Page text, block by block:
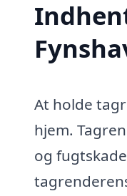
At holde
hjem.
og